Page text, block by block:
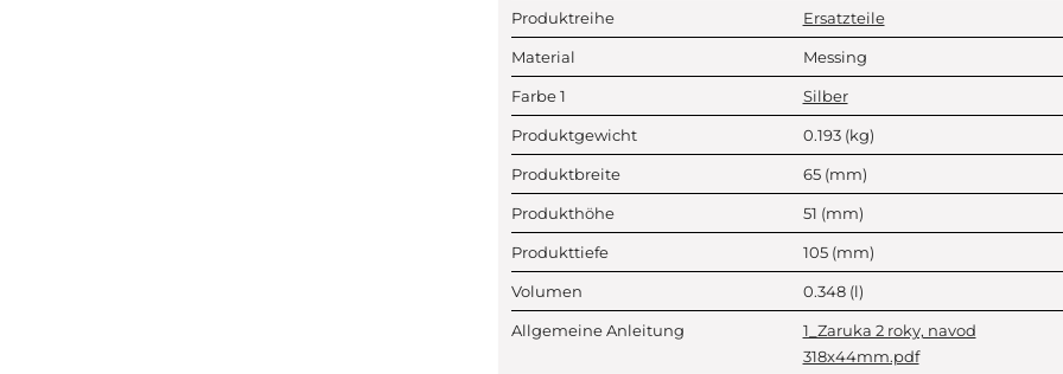
Produktreihe Ersatzteile
Material Messing
Farbe 1 Silber
Produktgewicht 0.193 (kg)
Produktbreite 65 (mm)
Produkthöhe 51 (mm)
Produkttiefe 105 (mm)
Volumen 0.348 (l)
Allgemeine Anleitung
1_Zaruka 2 roky, navod
318x44mm.pdf